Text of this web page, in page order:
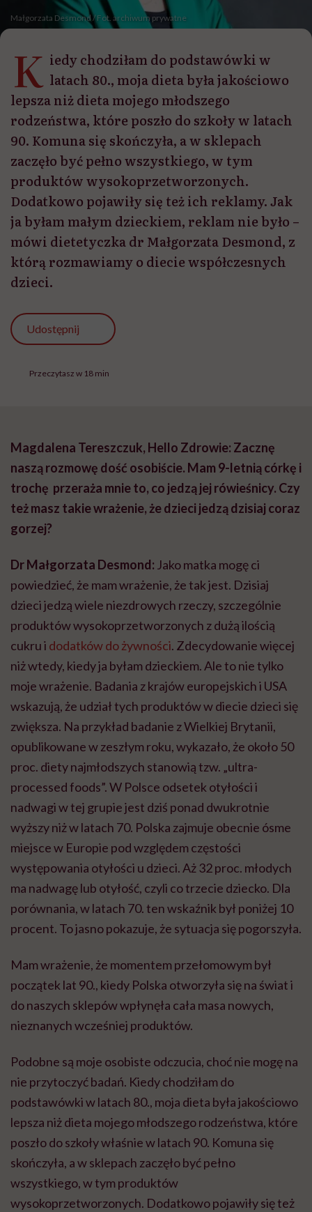
Małgorzata Desmond / Fot. archiwum prywatne
K iedy chodziłam do podstawówki w
latach 80., moja dieta była jakościowo
lepsza niż dieta mojego młodszego
rodzeństwa, które poszło do szkoły w latach
90. Komuna się skończyła, a w sklepach
zaczęło być pełno wszystkiego, w tym
produktów wysokoprzetworzonych.
Dodatkowo pojawiły się też ich reklamy. Jak
ja byłam małym dzieckiem, reklam nie było –
mówi dietetyczka dr Małgorzata Desmond, z
którą rozmawiamy o diecie współczesnych
dzieci.
Udostępnij
Przeczytasz w 18 min
Magdalena Tereszczuk, Hello Zdrowie: Zacznę
naszą rozmowę dość osobiście. Mam 9-letnią córkę i
trochę przeraża mnie to, co jedzą jej rówieśnicy. Czy
też masz takie wrażenie, że dzieci jedzą dzisiaj coraz
gorzej?
Dr Małgorzata Desmond: Jako matka mogę ci
powiedzieć, że mam wrażenie, że tak jest. Dzisiaj
dzieci jedzą wiele niezdrowych rzeczy, szczególnie
produktów wysokoprzetworzonych z dużą ilością
cukru i dodatków do żywności. Zdecydowanie więcej
niż wtedy, kiedy ja byłam dzieckiem. Ale to nie tylko
moje wrażenie. Badania z krajów europejskich i USA
wskazują, że udział tych produktów w diecie dzieci się
zwiększa. Na przykład badanie z Wielkiej Brytanii,
opublikowane w zeszłym roku, wykazało, że około 50
proc. diety najmłodszych stanowią tzw. „ultra-
processed foods”. W Polsce odsetek otyłości i
nadwagi w tej grupie jest dziś ponad dwukrotnie
wyższy niż w latach 70. Polska zajmuje obecnie ósme
miejsce w Europie pod względem częstości
występowania otyłości u dzieci. Aż 32 proc. młodych
ma nadwagę lub otyłość, czyli co trzecie dziecko. Dla
porównania, w latach 70. ten wskaźnik był poniżej 10
procent. To jasno pokazuje, że sytuacja się pogorszyła.
Mam wrażenie, że momentem przełomowym był
początek lat 90., kiedy Polska otworzyła się na świat i
do naszych sklepów wpłynęła cała masa nowych,
nieznanych wcześniej produktów.
Podobne są moje osobiste odczucia, choć nie mogę na
nie przytoczyć badań. Kiedy chodziłam do
podstawówki w latach 80., moja dieta była jakościowo
lepsza niż dieta mojego młodszego rodzeństwa, które
poszło do szkoły właśnie w latach 90. Komuna się
skończyła, a w sklepach zaczęło być pełno
wszystkiego, w tym produktów
wysokoprzetworzonych. Dodatkowo pojawiły się też